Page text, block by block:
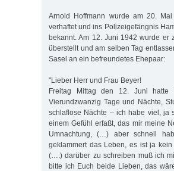
Arnold Hoffmann wurde am 20.
verhaftet und ins Polizeigefängnis
bekannt. Am 12. Juni 1942 wurde er
überstellt und am selben Tag
Sasel an ein befreundetes Ehepaar:
"Lieber Herr und Frau Beyer!
Freitag Mittag den 12. Juni
Vierundzwanzig Tage und Nächte,
schlaflose Nächte – ich habe viel, ja
einem Gefühl erfaßt, das mir meine
Umnachtung, (…) aber schnell
geklammert das Leben, es ist ja
(….) darüber zu schreiben muß ich
bitte ich Euch beide Lieben, das